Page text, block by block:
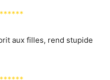
aux filles, rend stupide